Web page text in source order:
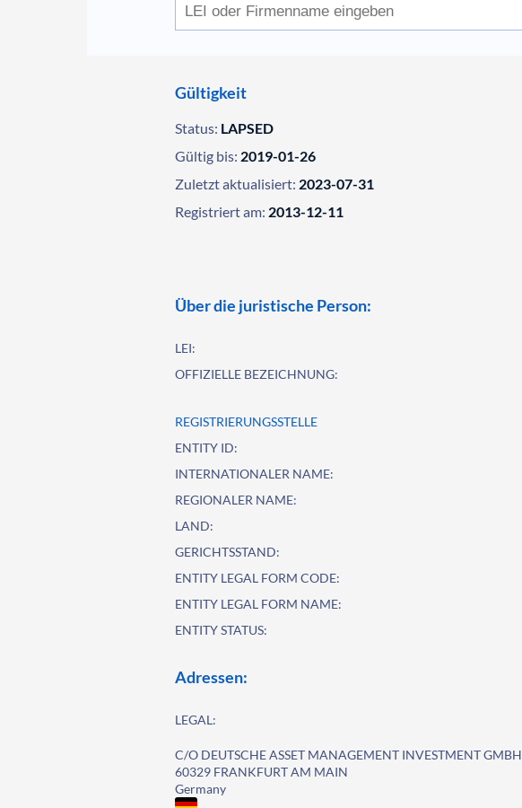
Gültigkeit
Status: LAPSED
Gültig bis: 2019-01-26
Zuletzt aktualisiert: 2023-07-31
Registriert am: 2013-12-11
Über die juristische Person:
LEI:
OFFIZIELLE BEZEICHNUNG:
REGISTRIERUNGSSTELLE
ENTITY ID:
INTERNATIONALER NAME:
REGIONALER NAME:
LAND:
GERICHTSSTAND:
ENTITY LEGAL FORM CODE:
ENTITY LEGAL FORM NAME:
ENTITY STATUS:
Adressen:
LEGAL:
C/O DEUTSCHE ASSET MANAGEMENT INVESTMENT GMBH
60329 FRANKFURT AM MAIN
Germany